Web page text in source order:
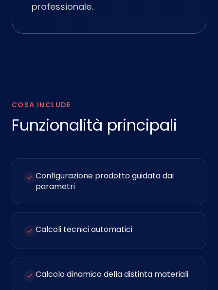
professionale.
COSA INCLUDE
Funzionalità principali
Configurazione prodotto guidata dai
parametri
Calcoli tecnici automatici
Calcolo dinamico della distinta materiali